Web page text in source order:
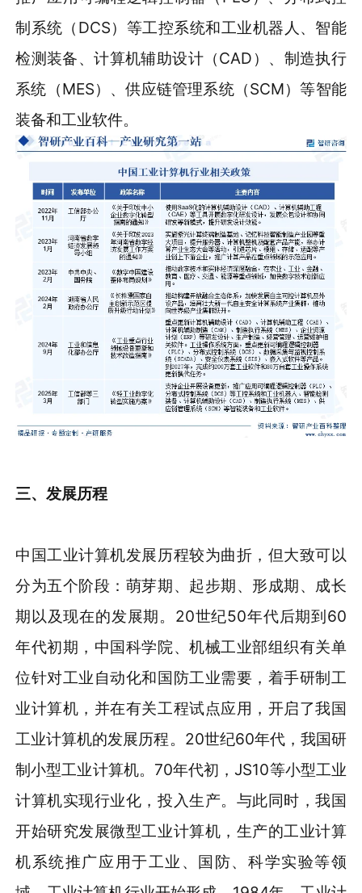
制系统（DCS）等工控系统和工业机器人、智能
检测装备、计算机辅助设计（CAD）、制造执行
系统（MES）、供应链管理系统（SCM）等智能
装备和工业软件。
三、发展历程
中国工业计算机发展历程较为曲折，但大致可以
分为五个阶段：萌芽期、起步期、形成期、成长
期以及现在的发展期。20世纪50年代后期到60
年代初期，中国科学院、机械工业部组织有关单
位针对工业自动化和国防工业需要，着手研制工
业计算机，并在有关工程试点应用，开启了我国
工业计算机的发展历程。20世纪60年代，我国研
制小型工业计算机。70年代初，JS10等小型工业
计算机实现行业化，投入生产。与此同时，我国
开始研究发展微型工业计算机，生产的工业计算
机系统推广应用于工业、国防、科学实验等领